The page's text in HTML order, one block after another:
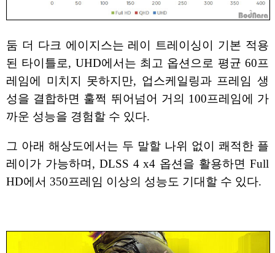
둠 더 다크 에이지스는 레이 트레이싱이 기본 적용
된 타이틀로, UHD에서는 최고 옵션으로 평균 60프
레임에 미치지 못하지만, 업스케일링과 프레임 생
성을 결합하면 훌쩍 뛰어넘어 거의 100프레임에 가
까운 성능을 경험할 수 있다.
그 아래 해상도에서는 두 말할 나위 없이 쾌적한 플
레이가 가능하며, DLSS 4 x4 옵션을 활용하면 Full
HD에서 350프레임 이상의 성능도 기대할 수 있다.